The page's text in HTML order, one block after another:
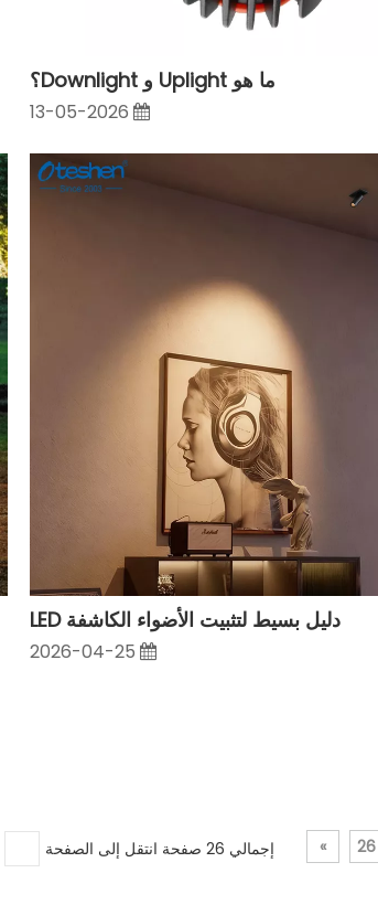
ما هو Uplight و Downlight؟
دليل بسيط لتثبيت الأضواء الكاشفة LED
26
» إجمالي 26 صفحة انتقل إلى الصفحة